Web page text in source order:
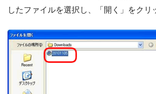
したファイルを選択し、「開く」をクリ